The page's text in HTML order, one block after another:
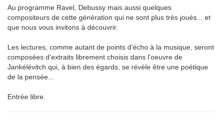
Au programme Ravel, Debussy mais aussi quelques
compositeurs de cette génération qui ne sont plus très joués... et
que nous vous invitons à découvrir.
Les lectures, comme autant de points d'écho à la musique, seront
composées d'extraits librement choisis dans l'oeuvre de
Jankélévitch qui, à bien des égards, se révèle être une poétique
de la pensée...
Entrée libre.